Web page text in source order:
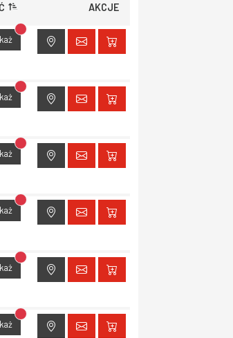
AKCJE
Brak dostępu do lokalizacji
Brak dostępu do lokalizacji
Brak dostępu do lokalizacji
Brak dostępu do lokalizacji
Brak dostępu do lokalizacji
Brak dostępu do lokalizacji